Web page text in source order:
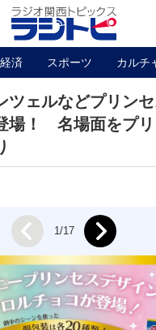
経済 スポーツ カルチ
ツェルなどプリン
場！ 名場面をプリ
1/17